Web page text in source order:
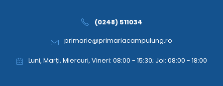
(0248) 511034
primarie@primariacampulung.ro
Luni, Marți, Miercuri, Vineri: 08:00 - 15:30; Joi: 08:00 - 18:00